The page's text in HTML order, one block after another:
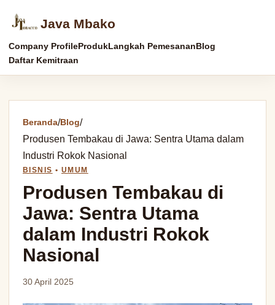
Java Mbako
Company ProfileProdukLangkah PemesananBlog
Daftar Kemitraan
Beranda/Blog/
Produsen Tembakau di Jawa: Sentra Utama dalam
Industri Rokok Nasional
BISNIS • UMUM
Produsen Tembakau di
Jawa: Sentra Utama
dalam Industri Rokok
Nasional
30 April 2025